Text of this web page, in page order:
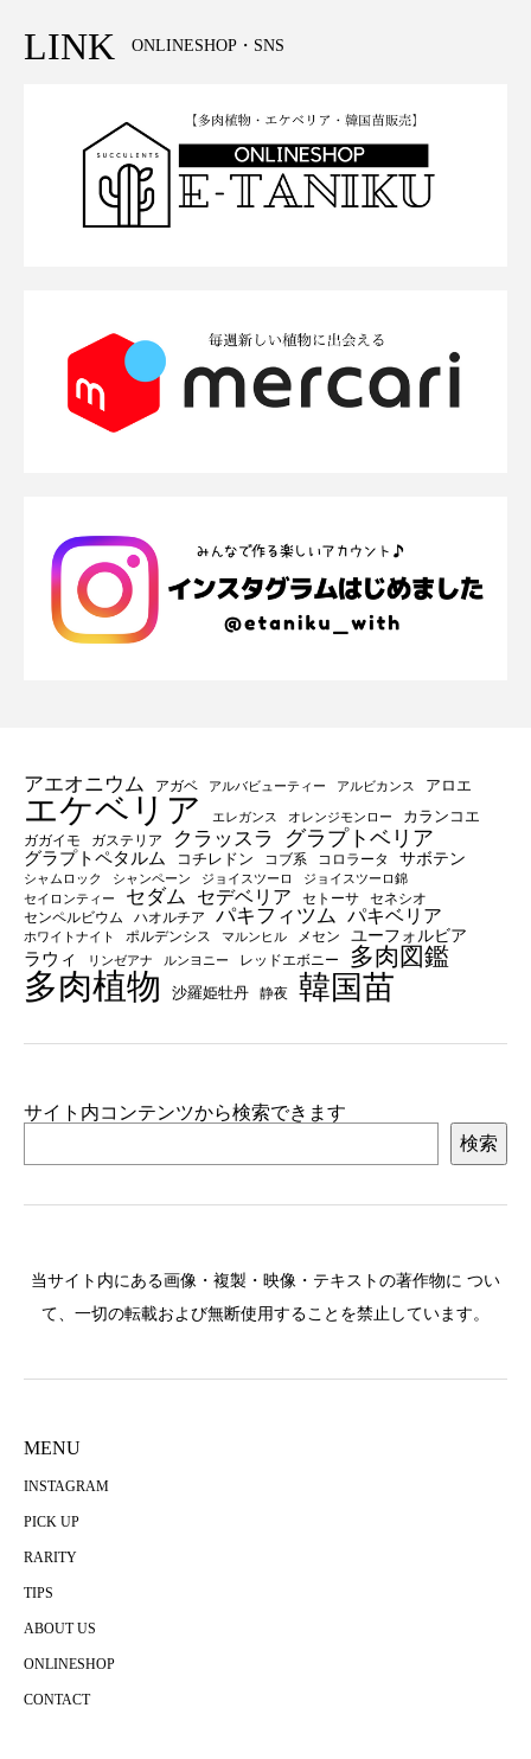
LINK ONLINESHOP・SNS
アエオニウム アガベ アルバビューティー アルビカンス アロエ
エケベリア エレガンス オレンジモンロー カランコエ
ガガイモ ガステリア クラッスラ グラプトベリア
グラプトペタルム コチレドン コブ系 コロラータ サボテン
シャムロック シャンペーン ジョイスツーロ
ジョイスツーロ錦
セイロンティー
セダム セデベリア セトーサ
セネシオ
センペルビウム
ハオルチア パキフィツム パキベリア
ホワイトナイト ポルデンシス マルンヒル メセン
ユーフォルビア
ラウィ
リンゼアナ ルンヨニー レッドエボニー 多肉図鑑
多肉植物 沙羅姫牡丹 静夜 韓国苗
サイト内コンテンツから検索できます
検索
当サイト内にある画像・複製・映像・テキストの著作物に つい
て、一切の転載および無断使用することを禁止しています。
MENU
INSTAGRAM
PICK UP
RARITY
TIPS
ABOUT US
ONLINESHOP
CONTACT